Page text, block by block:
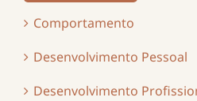
Comportamento
Desenvolvimento Pessoal
Desenvolvimento